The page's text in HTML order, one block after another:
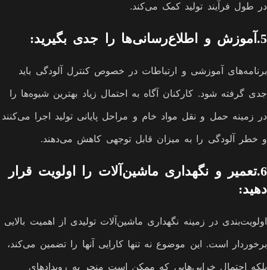
در طول فرآیند تولید کمک می‌کند.
5.آموزش و اطلاع‌رسانی‌ها را جدی بگیرید:
برنامه‌های آموزشی و ارتباطات در خصوص کنترل آلودگی باید
جدی گرفته شود. کارکنان آگاه به احتمال زیاد بهترین شیوه‌ها را
در زمینه حمل و نقل مواد خام و مراحل پایانی تولید اجرا می‌کنند
و خطر آلودگی را به میزان قابل توجهی کاهش می‌دهند.
6.تعمیر و نگهداری ماشین‌آلات را اولویت قرار
دهید:
اولویت‌بندی در زمینه نگهداری ماشین‌آلات تولیدی از اهمیت بالایی
برخوردار است. این موضوع نه تنها کارایی آنها را تضمین می‌کند،
بلکه احتمال خرابی‌هایی که ممکن است منجر به رویدادهای